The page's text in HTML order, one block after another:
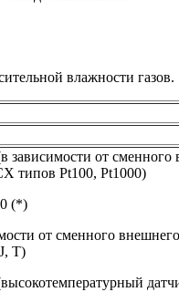
влажности газов.
зависимости от сменного
типов Pt100, Pt1000)
(*)
от сменного
T)